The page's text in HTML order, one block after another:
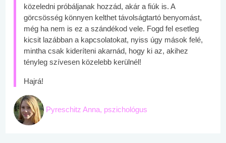
közeledni próbáljanak hozzád, akár a fiúk is. A
görcsösség könnyen kelthet távolságtartó benyomást,
még ha nem is ez a szándékod vele. Fogd fel esetleg
kicsit lazábban a kapcsolatokat, nyiss úgy mások felé,
mintha csak kideríteni akarnád, hogy ki az, akihez
tényleg szívesen közelebb kerülnél!
Hajrá!
Pyreschitz Anna, pszichológus